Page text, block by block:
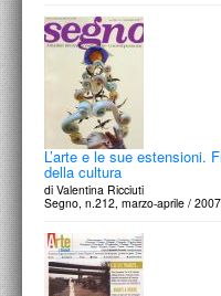
L’arte e le sue estensioni.
della cultura
di Valentina Ricciuti
Segno, n.212, marzo-aprile / 2007